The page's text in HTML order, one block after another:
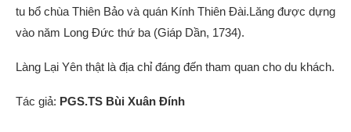
tu bổ chùa Thiên Bảo và quán Kính Thiên Đài.Lăng được dựng
vào năm Long Đức thứ ba (Giáp Dần, 1734).
Làng Lại Yên thật là địa chỉ đáng đến tham quan cho du khách.
Tác giả: PGS.TS Bùi Xuân Đính